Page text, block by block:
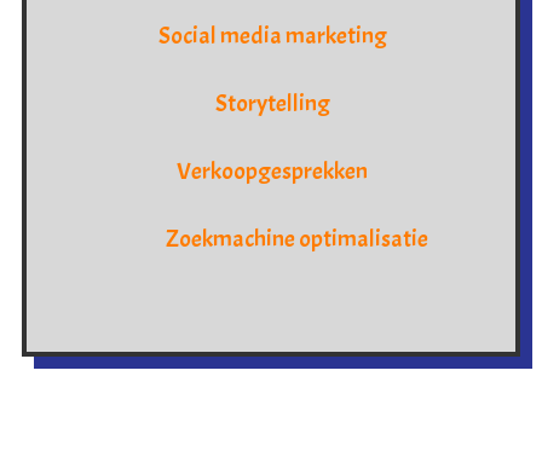
Social media marketing
Storytelling
Verkoopgesprekken
Zoekmachine optimalisatie